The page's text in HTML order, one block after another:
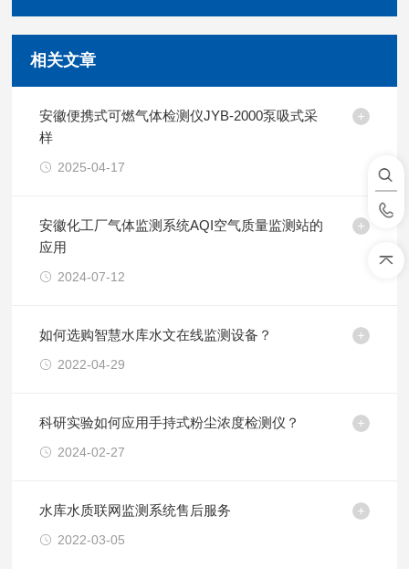
相关文章
安徽便携式可燃气体检测仪JYB-2000泵吸式采
样
2025-04-17
安徽化工厂气体监测系统AQI空气质量监测站的
应用
2024-07-12
如何选购智慧水库水文在线监测设备？
2022-04-29
科研实验如何应用手持式粉尘浓度检测仪？
2024-02-27
水库水质联网监测系统售后服务
2022-03-05